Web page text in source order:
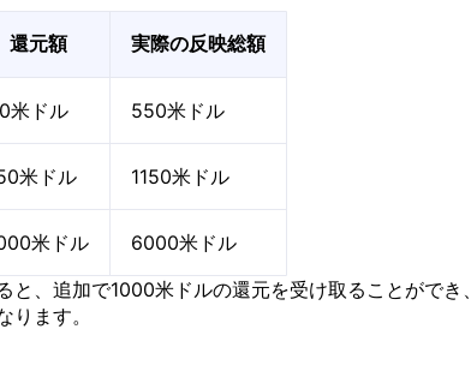
還元額 実際の反映総額
米ドル 550米ドル
米ドル 1150米ドル
米ドル
6000米ドル
、追加で1000米ドルの還元を受け取ることができ
ます。